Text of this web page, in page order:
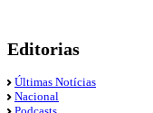
Editorias
Últimas Notícias
Nacional